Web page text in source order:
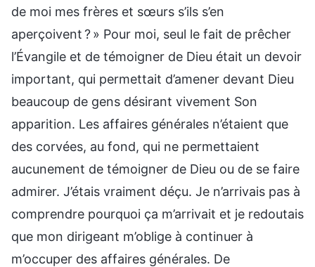
de moi mes frères et sœurs s’ils s’en
aperçoivent ? » Pour moi, seul le fait de prêcher
l’Évangile et de témoigner de Dieu était un devoir
important, qui permettait d’amener devant Dieu
beaucoup de gens désirant vivement Son
apparition. Les affaires générales n’étaient que
des corvées, au fond, qui ne permettaient
aucunement de témoigner de Dieu ou de se faire
admirer. J’étais vraiment déçu. Je n’arrivais pas à
comprendre pourquoi ça m’arrivait et je redoutais
que mon dirigeant m’oblige à continuer à
m’occuper des affaires générales. De